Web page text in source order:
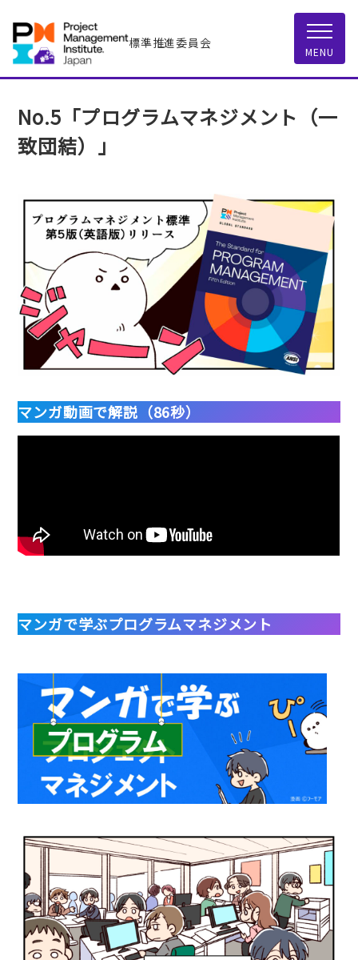
標準推進委員会
MENU
No.5「プログラムマネジメント（一
致団結）」
マンガ動画で解説（86秒）
マンガで学ぶプログラムマネジメント